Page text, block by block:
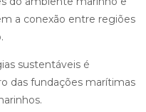
a conexão entre regiões
sustentáveis é
das fundações marítimas